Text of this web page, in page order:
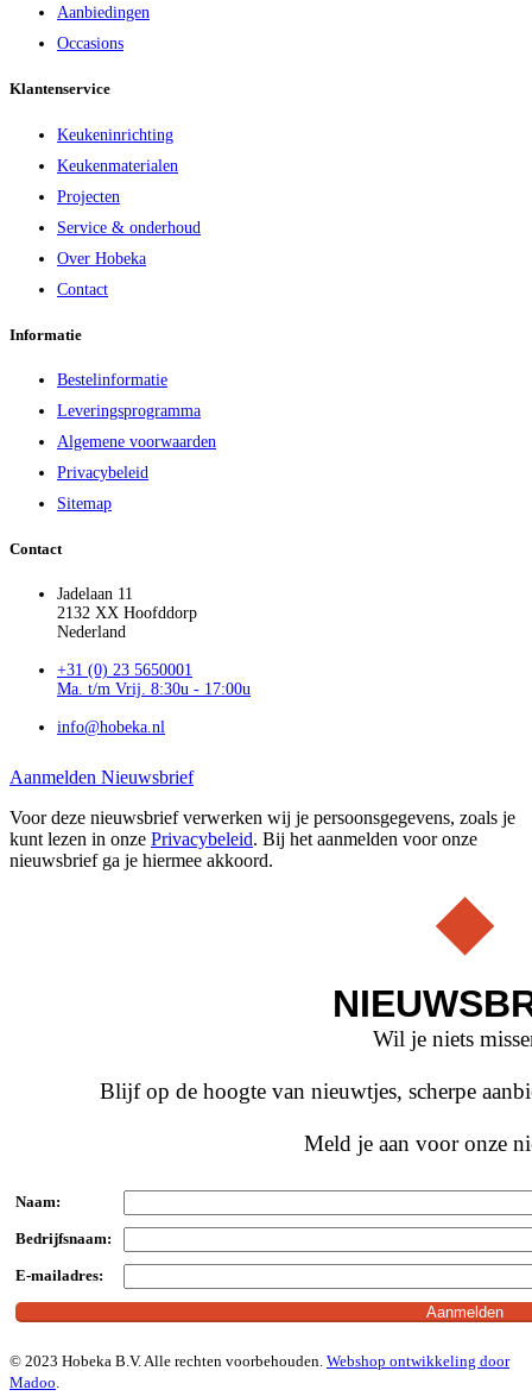
Aanbiedingen
Occasions
Klantenservice
Keukeninrichting
Keukenmaterialen
Projecten
Service & onderhoud
Over Hobeka
Contact
Informatie
Bestelinformatie
Leveringsprogramma
Algemene voorwaarden
Privacybeleid
Sitemap
Contact
Jadelaan 11
2132 XX Hoofddorp
Nederland
+31 (0) 23 5650001
Ma. t/m Vrij. 8:30u - 17:00u
info@hobeka.nl
Aanmelden Nieuwsbrief
Voor deze nieuwsbrief verwerken wij je persoonsgegevens, zoals je
kunt lezen in onze Privacybeleid. Bij het aanmelden voor onze
nieuwsbrief ga je hiermee akkoord.
Wil je niets
Blijf op de hoogte van nieuwtjes, scherpe
Meld je aan voor onze
Naam:
Bedrijfsnaam:
E-mailadres:
© 2023 Hobeka B.V. Alle rechten voorbehouden. Webshop ontwikkeling door
Madoo.